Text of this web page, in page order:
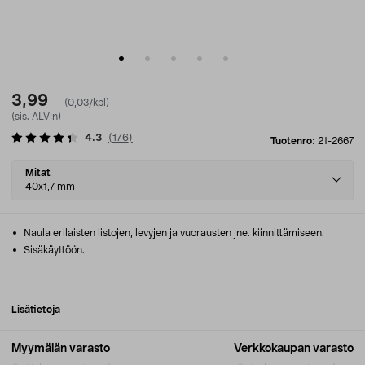
3,99
(0,03/kpl)
(sis. ALV:n)
Tuotenro: 21-2667
4.3 (176)
Select
variant
Mitat
40x1,7 mm
Myymälän varasto Verkkokaupan varasto
Naula erilaisten listojen, levyjen ja vuorausten jne. kiinnittämiseen.
Sisäkäyttöön.
Lisätietoja